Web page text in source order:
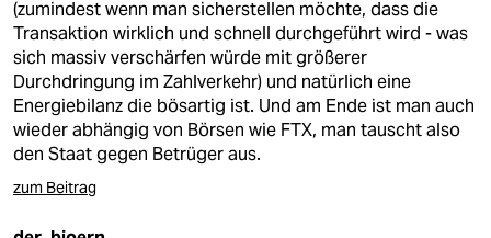
(zumindest wenn man sicherstellen möchte, dass die
Transaktion wirklich und schnell durchgeführt wird - was
sich massiv verschärfen würde mit größerer
Durchdringung im Zahlverkehr) und natürlich eine
Energiebilanz die bösartig ist. Und am Ende ist man auch
wieder abhängig von Börsen wie FTX, man tauscht also
den Staat gegen Betrüger aus.
zum Beitrag